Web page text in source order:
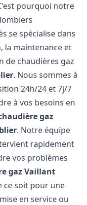
pourquoi notre
se spécialise dans
la maintenance et
de chaudières gaz
. Nous sommes à
24h/24 et 7j/7
à vos besoins en
gaz
. Notre équipe
rapidement
vos problèmes
gaz Vaillant
ce soit pour une
en service ou